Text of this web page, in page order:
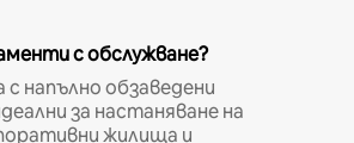
с обслужване?
с напълно обзаведени
за настаняване на
жилища и